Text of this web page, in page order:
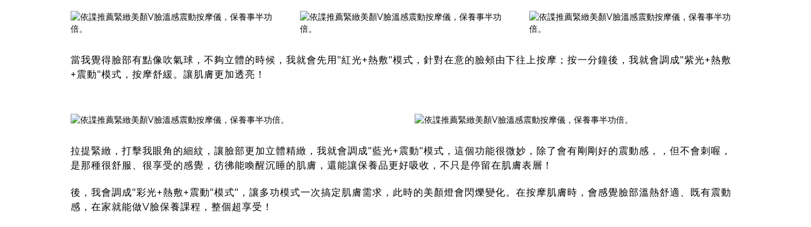
當我覺得臉部有點像吹氣球，不夠立體的時候，我就會先用"紅光+熱敷"模式，針對在意的臉頰由下往上按摩；按一分鐘後，我就會調成"紫光+熱敷
+震動"模式，按摩舒緩。讓肌膚更加透亮！
拉提緊緻，打擊我眼角的細紋，讓臉部更加立體精緻，我就會調成"藍光+震動"模式，這個功能很微妙，除了會有剛剛好的震動感，，但不會刺喔，
是那種很舒服、很享受的感覺，彷彿能喚醒沉睡的肌膚，還能讓保養品更好吸收，不只是停留在肌膚表層！
後，我會調成"彩光+熱敷+震動"模式"，讓多功模式一次搞定肌膚需求，此時的美顏燈會閃爍變化。在按摩肌膚時，會感覺臉部溫熱舒適、既有震動
感，在家就能做V臉保養課程，整個超享受！